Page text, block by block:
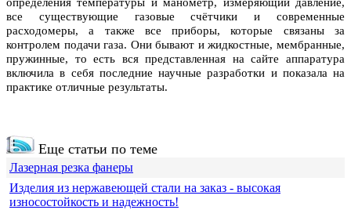
определения температуры и манометр, измеряющий давление,
все существующие газовые счётчики и современные
расходомеры, а также все приборы, которые связаны за
контролем подачи газа. Они бывают и жидкостные, мембранные,
пружинные, то есть вся представленная на сайте аппаратура
включила в себя последние научные разработки и показала на
практике отличные результаты.
Еще статьи по теме
Лазерная резка фанеры
Изделия из нержавеющей стали на заказ - высокая
износостойкость и надежность!